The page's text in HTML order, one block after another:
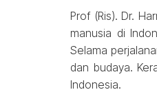
Prof (Ris). Dr.
manusia di
Selama
dan budaya.
Indonesia.